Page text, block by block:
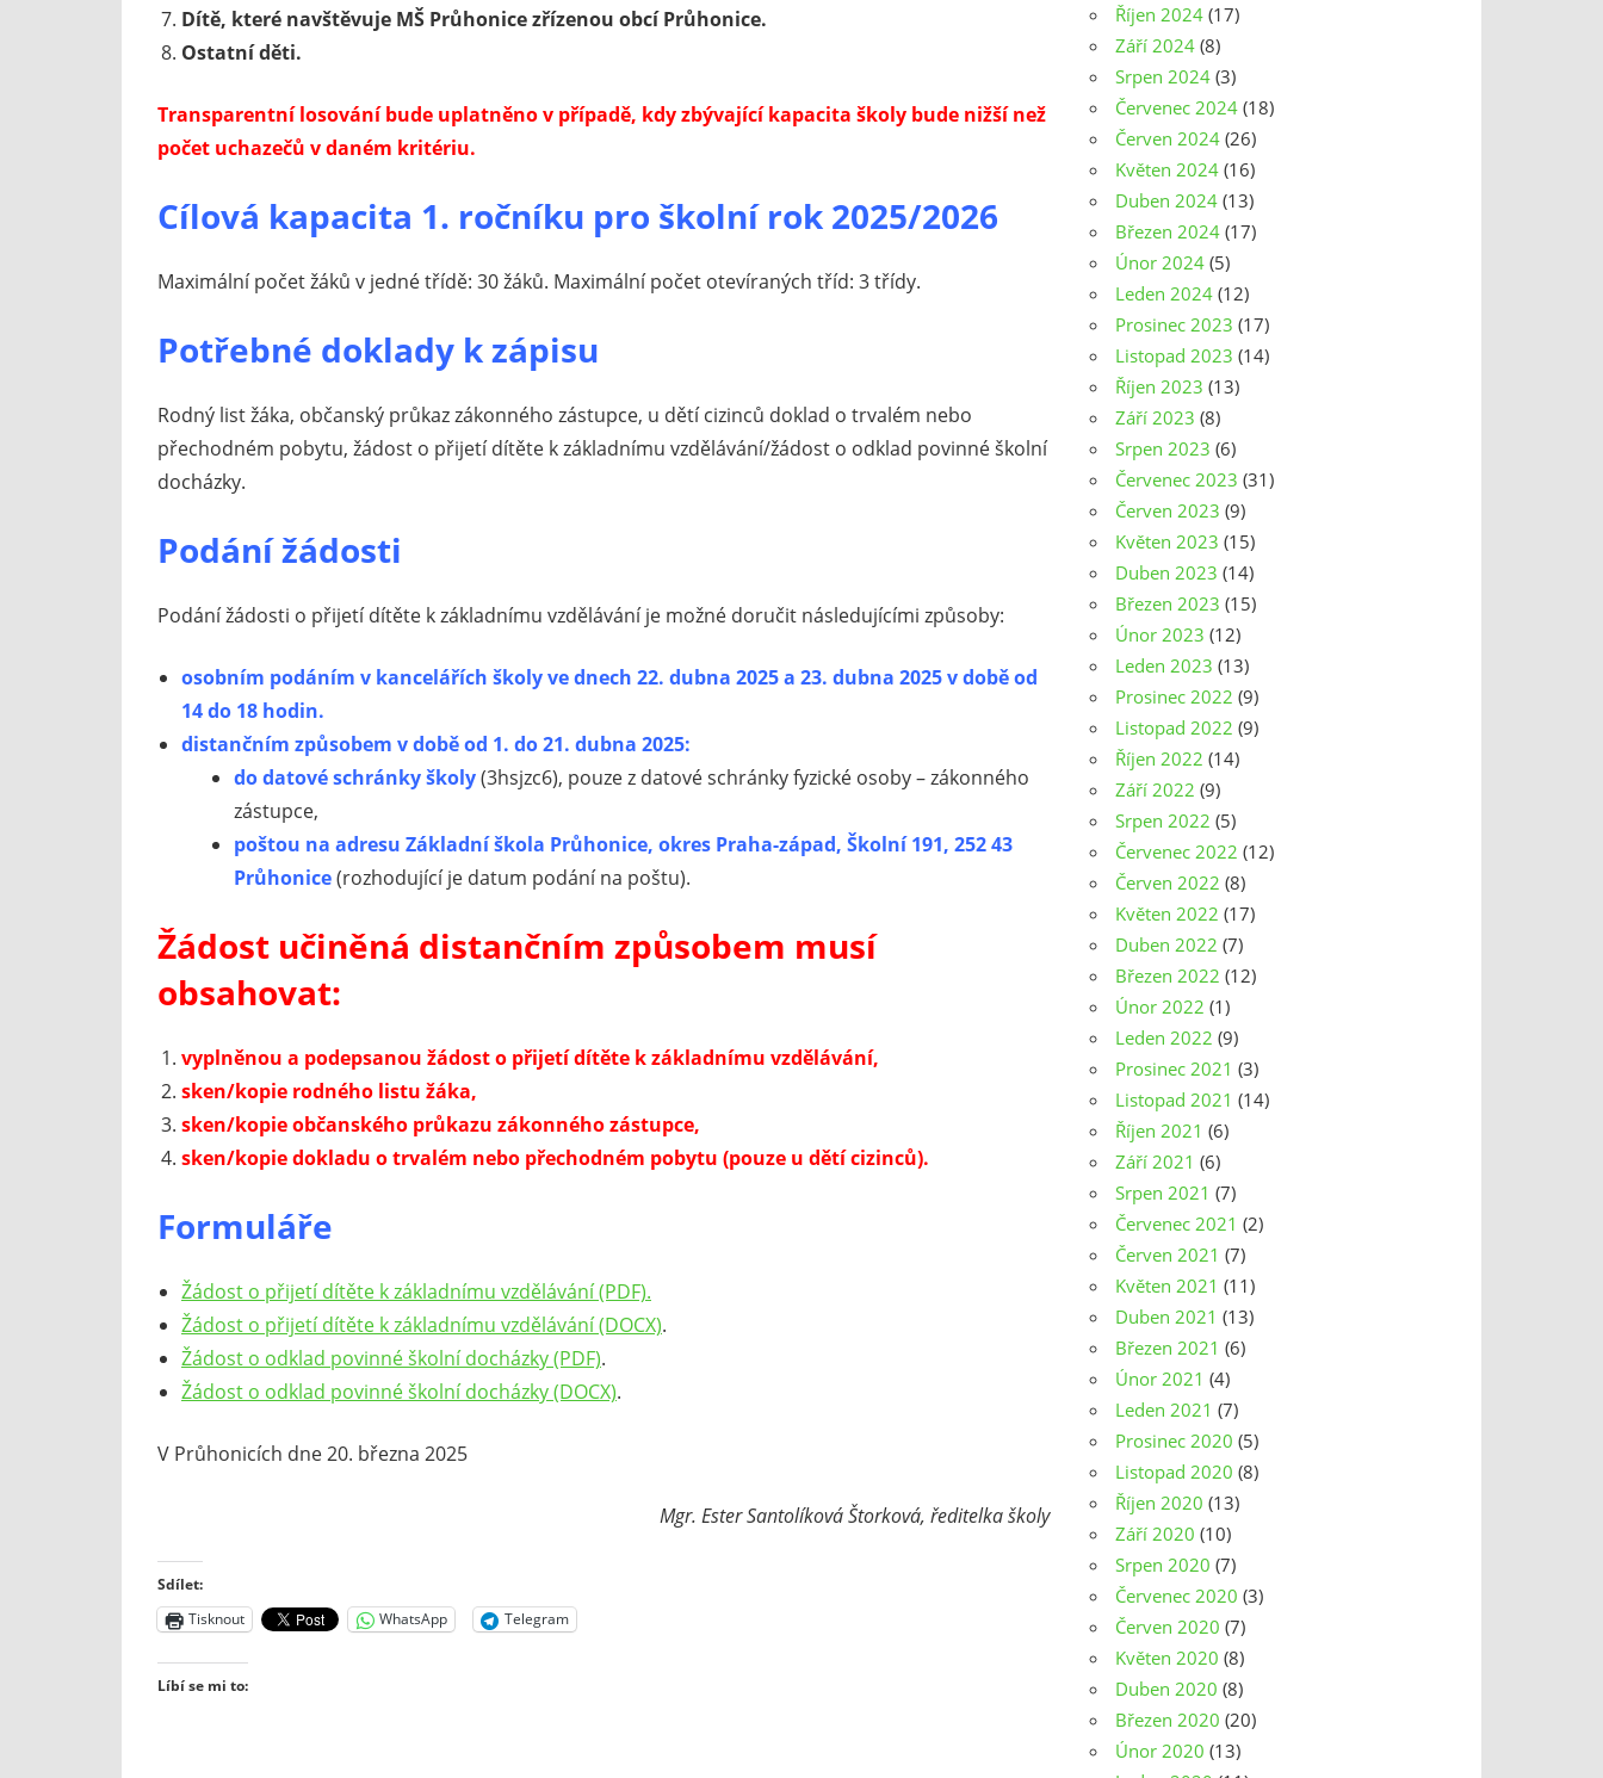
Dítě, které navštěvuje MŠ Průhonice zřízenou obcí Průhonice.
Ostatní děti.
Transparentní losování bude uplatněno v případě, kdy zbývající kapacita školy bude nižší než
počet uchazečů v daném kritériu.
Cílová kapacita 1. ročníku pro školní rok 2025/2026
Maximální počet žáků v jedné třídě: 30 žáků. Maximální počet otevíraných tříd: 3 třídy.
Potřebné doklady k zápisu
Rodný list žáka, občanský průkaz zákonného zástupce, u dětí cizinců doklad o trvalém nebo
přechodném pobytu, žádost o přijetí dítěte k základnímu vzdělávání/žádost o odklad povinné školní
docházky.
Podání žádosti
Podání žádosti o přijetí dítěte k základnímu vzdělávání je možné doručit následujícími způsoby:
osobním podáním v kancelářích školyve dnech 22. dubna 2025 a 23. dubna 2025 v době od
14 do 18 hodin.
distančním způsobem v době od 1. do 21. dubna 2025:
do datové schránky školy(3hsjzc6), pouze z datové schránky fyzické osoby – zákonného
zástupce,
poštou na adresu Základní škola Průhonice, okres Praha-západ, Školní 191, 252 43
Průhonice(rozhodující je datum podání na poštu).
Žádost učiněná distančním způsobem musí
obsahovat:
vyplněnou a podepsanou žádost o přijetí dítěte k základnímu vzdělávání,
sken/kopie rodného listu žáka,
sken/kopie občanského průkazu zákonného zástupce,
sken/kopie dokladu o trvalém nebo přechodném pobytu (pouze u dětí cizinců).
Formuláře
Žádost o přijetí dítěte k základnímu vzdělávání (PDF).
Žádost o přijetí dítěte k základnímu vzdělávání (DOCX).
Žádost o odklad povinné školní docházky (PDF).
Žádost o odklad povinné školní docházky (DOCX).
V Průhonicích dne 20. března 2025
Mgr. Ester Santolíková Štorková, ředitelka školy
Sdílet:
Tisknout
WhatsApp Telegram
Líbí se mi to:
Říjen 2024 (17)
Září 2024 (8)
Srpen 2024 (3)
Červenec 2024 (18)
Červen 2024 (26)
Květen 2024 (16)
Duben 2024 (13)
Březen 2024 (17)
Únor 2024 (5)
Leden 2024 (12)
Prosinec 2023 (17)
Listopad 2023 (14)
Říjen 2023 (13)
Září 2023 (8)
Srpen 2023 (6)
Červenec 2023 (31)
Červen 2023 (9)
Květen 2023 (15)
Duben 2023 (14)
Březen 2023 (15)
Únor 2023 (12)
Leden 2023 (13)
Prosinec 2022 (9)
Listopad 2022 (9)
Říjen 2022 (14)
Září 2022 (9)
Srpen 2022 (5)
Červenec 2022 (12)
Červen 2022 (8)
Květen 2022 (17)
Duben 2022 (7)
Březen 2022 (12)
Únor 2022 (1)
Leden 2022 (9)
Prosinec 2021 (3)
Listopad 2021 (14)
Říjen 2021 (6)
Září 2021 (6)
Srpen 2021 (7)
Červenec 2021 (2)
Červen 2021 (7)
Květen 2021 (11)
Duben 2021 (13)
Březen 2021 (6)
Únor 2021 (4)
Leden 2021 (7)
Prosinec 2020 (5)
Listopad 2020 (8)
Říjen 2020 (13)
Září 2020 (10)
Srpen 2020 (7)
Červenec 2020 (3)
Červen 2020 (7)
Květen 2020 (8)
Duben 2020 (8)
Březen 2020 (20)
Únor 2020 (13)